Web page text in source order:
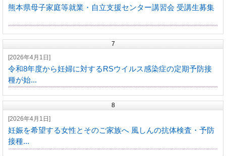
熊本県母子家庭等就業・自立支援センター講習会 受講生募集
7
[2026年4月1日]
令和8年度から妊婦に対するRSウイルス感染症の定期予防接
種が始...
8
[2026年4月1日]
妊娠を希望する女性とそのご家族へ 風しんの抗体検査・予防
接種...